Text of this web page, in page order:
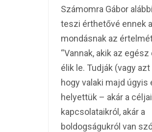
Számomra Gábor
teszi érthetővé ennek a
mondásnak az
“Vannak, akik az
élik le. Tudják (vagy
hogy valaki majd úgyis
helyettük – akár a
kapcsolataikról, akár a
boldogságukról van